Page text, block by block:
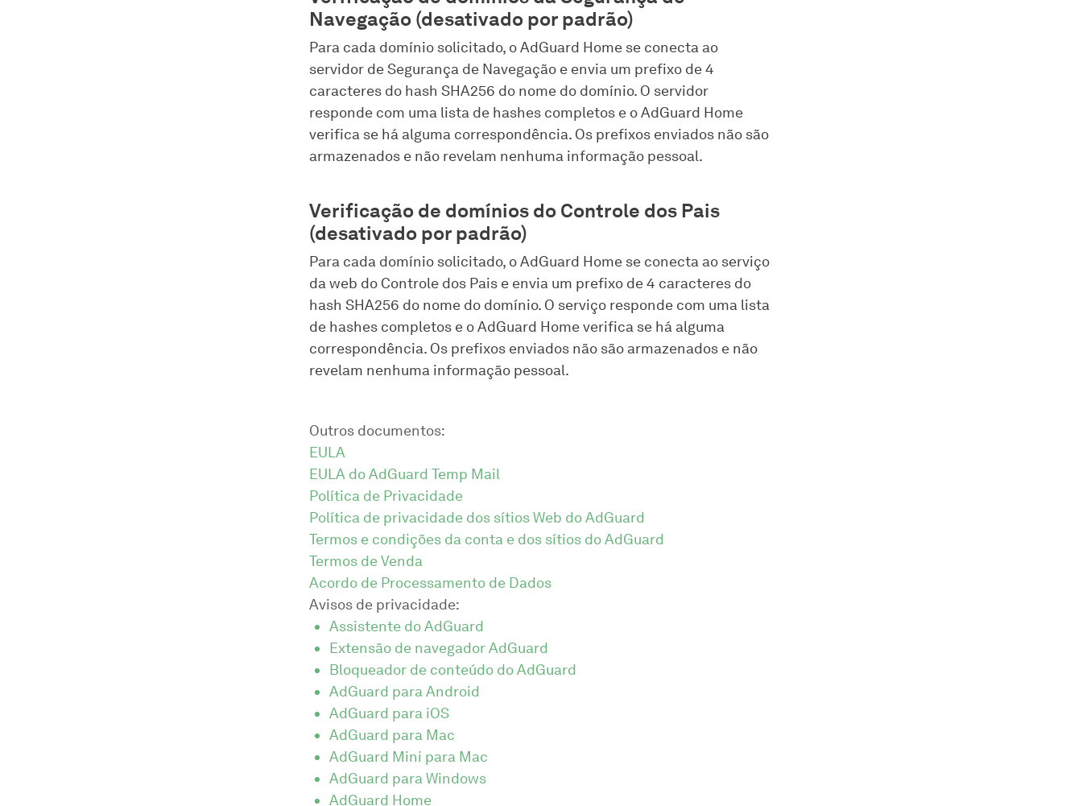
Navegação (desativado por padrão)
Para cada domínio solicitado, o AdGuard Home se conecta ao
servidor de Segurança de Navegação e envia um prefixo de 4
caracteres do hash SHA256 do nome do domínio. O servidor
responde com uma lista de hashes completos e o AdGuard Home
verifica se há alguma correspondência. Os prefixos enviados não são
armazenados e não revelam nenhuma informação pessoal.
Verificação de domínios do Controle dos Pais
(desativado por padrão)
Para cada domínio solicitado, o AdGuard Home se conecta ao serviço
da web do Controle dos Pais e envia um prefixo de 4 caracteres do
hash SHA256 do nome do domínio. O serviço responde com uma lista
de hashes completos e o AdGuard Home verifica se há alguma
correspondência. Os prefixos enviados não são armazenados e não
revelam nenhuma informação pessoal.
Outros documentos:
EULA
EULA do AdGuard Temp Mail
Política de Privacidade
Política de privacidade dos sítios Web do AdGuard
Termos e condições da conta e dos sítios do AdGuard
Termos de Venda
Acordo de Processamento de Dados
Avisos de privacidade:
Assistente do AdGuard
Extensão de navegador AdGuard
Bloqueador de conteúdo do AdGuard
AdGuard para Android
AdGuard para iOS
AdGuard para Mac
AdGuard Mini para Mac
AdGuard para Windows
AdGuard Home